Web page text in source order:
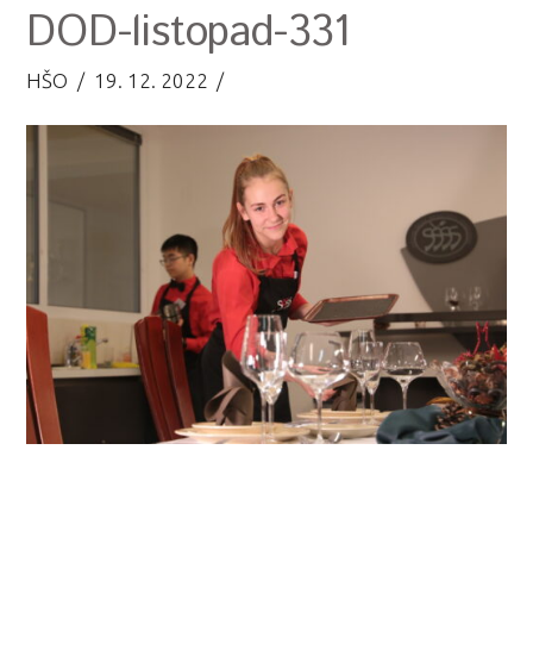
DOD-listopad-331
HŠO 19. 12. 2022